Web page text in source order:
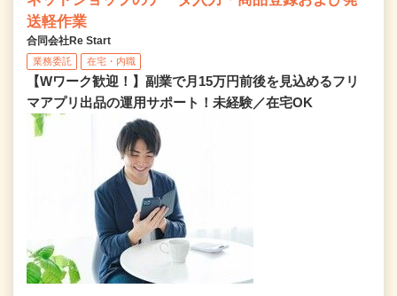
送軽作業
合同会社Re Start
業務委託 在宅・内職
【Wワーク歓迎！】副業で月15万円前後を見込めるフリ
マアプリ出品の運用サポート！未経験／在宅OK